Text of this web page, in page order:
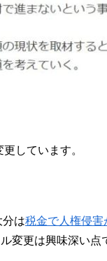
しています。
は税金で人権侵害
変更は興味深い点